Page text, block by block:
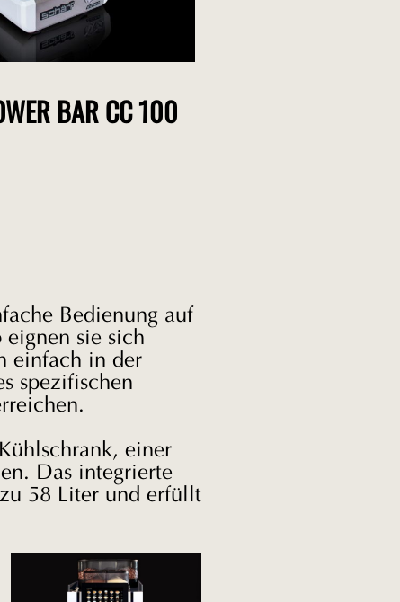
BAR CC 100
Bedienung auf
eignen sie sich
einfach in der
spezifischen
einer
Das integrierte
58 Liter und erfüllt